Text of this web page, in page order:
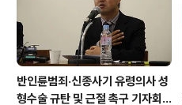
반인륜범죄·신종사기 유령의사 성
형수술 규탄 및 근절 촉구 기자회